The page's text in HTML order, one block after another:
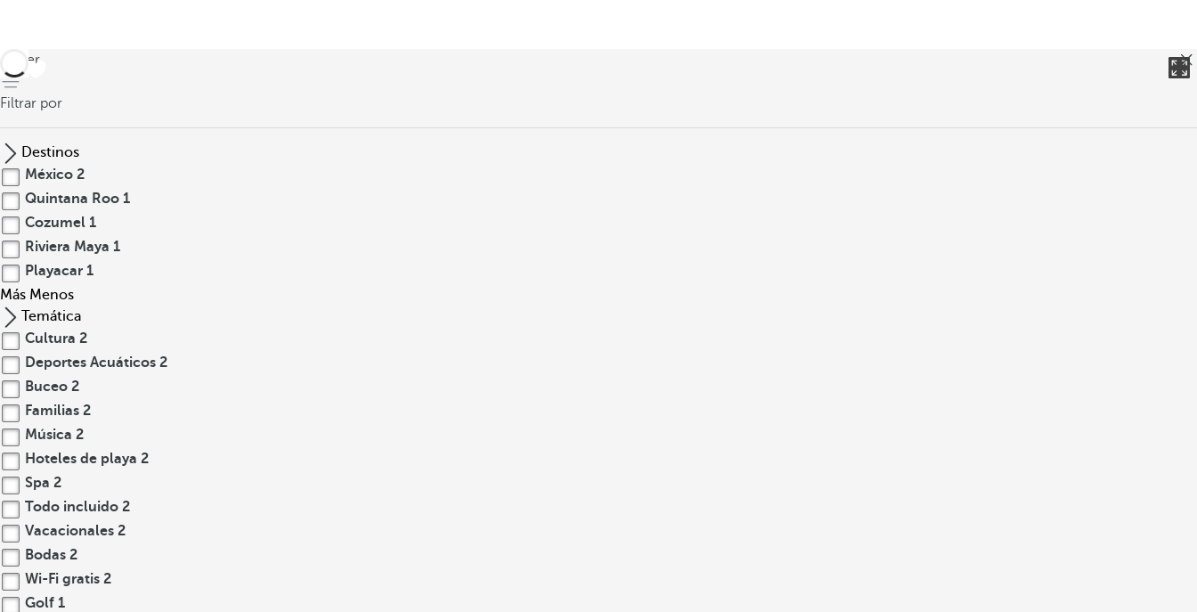
volver
Filtrar por
Destinos
México 2
Quintana Roo 1
Cozumel 1
Riviera Maya 1
Playacar 1
Más Menos
Temática
Cultura 2
Deportes Acuáticos 2
Buceo 2
Familias 2
Música 2
Hoteles de playa 2
Spa 2
Todo incluido 2
Vacacionales 2
Bodas 2
Wi-Fi gratis 2
Golf 1